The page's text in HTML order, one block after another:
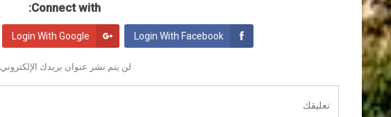
Connect with:
Login With Facebook
Login With Google
لن يتم نشر عنوان بريدك